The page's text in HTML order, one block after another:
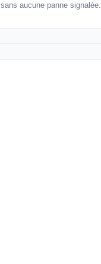
sans aucune panne signalée.